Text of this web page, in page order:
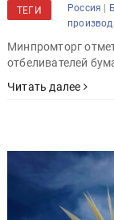
ТЕГИ Россия |
Минпромторг
отбеливателей
Читать далее